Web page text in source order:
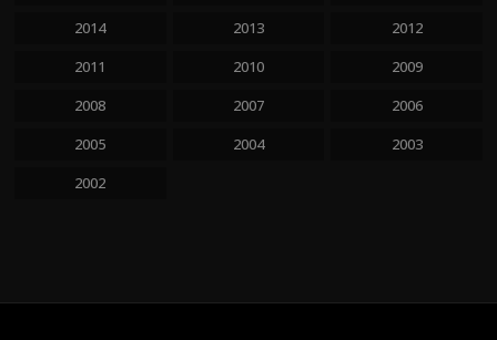
2014
2013
2012
2011
2010
2009
2008
2007
2006
2005
2004
2003
2002